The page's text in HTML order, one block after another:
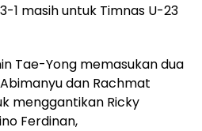
1 masih untuk Timnas U-23
Tae-Yong memasukan dua
dan Rachmat
menggantikan Ricky
Ferdinan,